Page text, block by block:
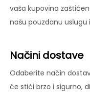
vaša kupovina
našu pouzdanu uslugu
Načini dostave
Odaberite način
će stići brzo i sigurno,